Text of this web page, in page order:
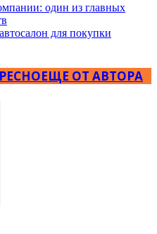
один из главных
для покупки
ЕЩЕ ОТ АВТОРА